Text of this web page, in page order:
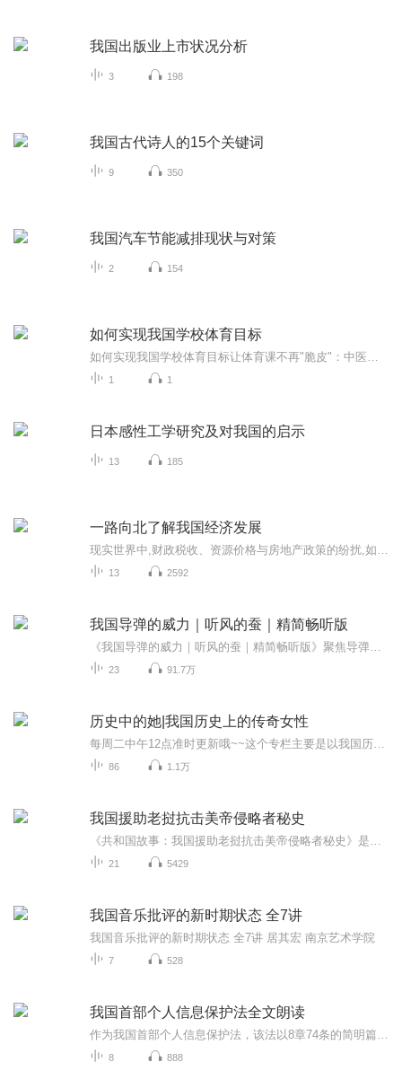
我国出版业上市状况分析
3 198
我国古代诗人的15个关键词
9 350
我国汽车节能减排现状与对策
2 154
如何实现我国学校体育目标
1 1
日本感性工学研究及对我国的启示
13 185
一路向北了解我国经济发展
13 2592
我国导弹的威力｜听风的蚕｜精简畅听版
23 91.7万
历史中的她|我国历史上的传奇女性
86 1.1万
我国援助老挝抗击美帝侵略者秘史
21 5429
我国音乐批评的新时期状态 全7讲
我国音乐批评的新时期状态 全7讲 居其宏 南京艺术学院
7 528
我国首部个人信息保护法全文朗读
8 888